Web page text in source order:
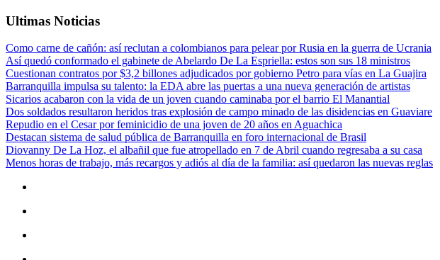
Ultimas Noticias
Como carne de cañón: así reclutan a colombianos para pelear por Rusia en la guerra de Ucrania
Así quedó conformado el gabinete de Abelardo De La Espriella: estos son sus 18 ministros
Cuestionan contratos por $3,2 billones adjudicados por gobierno Petro para vías en La Guajira
Barranquilla impulsa su talento: la EDA abre las puertas a una nueva generación de artistas
Sicarios acabaron con la vida de un joven cuando caminaba por el barrio El Manantial
Dos soldados resultaron heridos tras explosión de campo minado de las disidencias en Guaviare
Repudio en el Cesar por feminicidio de una joven de 20 años en Aguachica
Destacan sistema de salud pública de Barranquilla en foro internacional de Brasil
Diovanny De La Hoz, el albañil que fue atropellado en 7 de Abril cuando regresaba a su casa
Menos horas de trabajo, más recargos y adiós al día de la familia: así quedaron las nuevas reglas